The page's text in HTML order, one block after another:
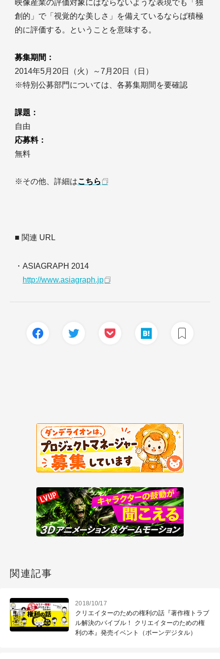
映像産業の評価対象にはならないような表現でも「独
創的」で「視覚的な美しさ」を備えているならば積極
的に評価する。ということを意味する。
募集期間：
2014年5月20日（火）～7月20日（日）
※特別公募部門については、各募集期間を要確認
課題：
自由
応募料：
無料
※その他、詳細はこちら
■ 関連 URL
・ASIAGRAPH 2014
http://www.asiagraph.jp
関連記事
2018/10/17
クリエイターのための権利の話『著作権トラブ
ル解決のバイブル！ クリエイターのための権
利の本』発売イベント（ボーンデジタル）